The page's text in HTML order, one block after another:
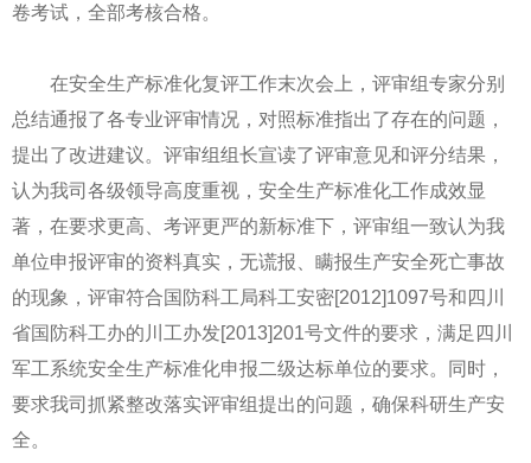
卷考试，全部考核合格。
在安全生产标准化复评工作末次会上，评审组专家分别
总结通报了各专业评审情况，对照标准指出了存在的问题，
提出了改进建议。评审组组长宣读了评审意见和评分结果，
认为我司各级领导高度重视，安全生产标准化工作成效显
著，在要求更高、考评更严的新标准下，评审组一致认为我
单位申报评审的资料真实，无谎报、瞒报生产安全死亡事故
的现象，评审符合国防科工局科工安密[2012]1097号和四川
省国防科工办的川工办发[2013]201号文件的要求，满足四川
军工系统安全生产标准化申报二级达标单位的要求。同时，
要求我司抓紧整改落实评审组提出的问题，确保科研生产安
全。